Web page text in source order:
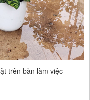
trên bàn làm việc